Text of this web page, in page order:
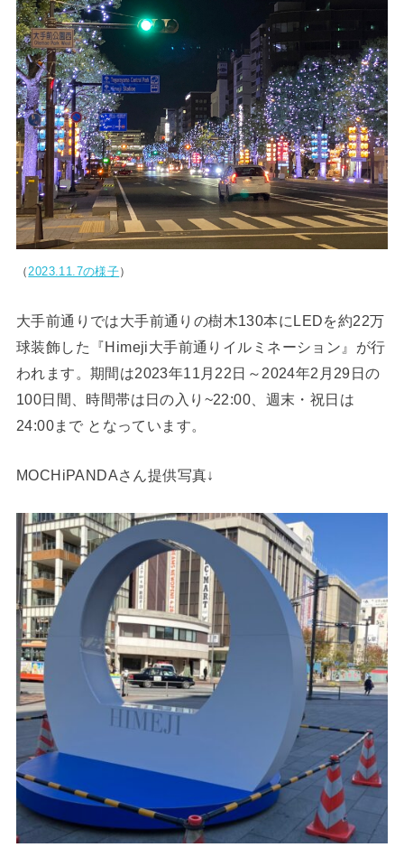
（2023.11.7の様子）
大手前通りでは大手前通りの樹木130本にLEDを約22万
球装飾した『Himeji大手前通りイルミネーション』が行
われます。期間は2023年11月22日～2024年2月29日の
100日間、時間帯は日の入り~22:00、週末・祝日は
24:00まで となっています。
MOCHiPANDAさん提供写真↓